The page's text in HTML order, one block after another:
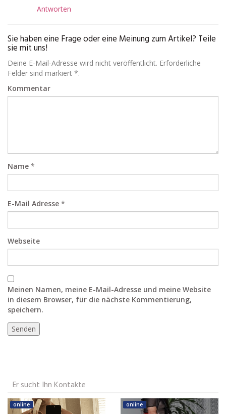
Antworten
Sie haben eine Frage oder eine Meinung zum Artikel? Teile
sie mit uns!
Deine E-Mail-Adresse wird nicht veröffentlicht. Erforderliche
Felder sind markiert *.
Kommentar
Name *
E-Mail Adresse *
Webseite
Meinen Namen, meine E-Mail-Adresse und meine Website
in diesem Browser, für die nächste Kommentierung,
speichern.
Er sucht Ihn Kontakte
online online